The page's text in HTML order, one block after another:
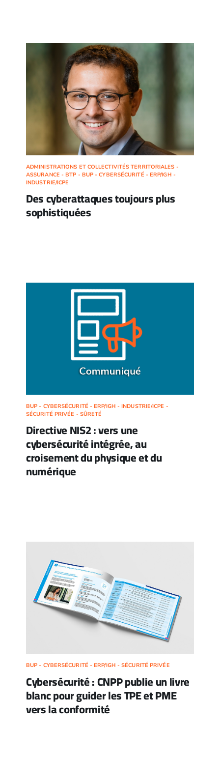
ADMINISTRATIONS ET COLLECTIVITÉS TERRITORIALES -
ASSURANCE - BTP - BUP - CYBERSÉCURITÉ - ERP/IGH -
INDUSTRIE/ICPE
Des cyberattaques toujours plus
sophistiquées
BUP - CYBERSÉCURITÉ - ERP/IGH - INDUSTRIE/ICPE -
SÉCURITÉ PRIVÉE - SÛRETÉ
Directive NIS2 : vers une
cybersécurité intégrée, au
croisement du physique et du
numérique
BUP - CYBERSÉCURITÉ - ERP/IGH - SÉCURITÉ PRIVÉE
Cybersécurité : CNPP publie un livre
blanc pour guider les TPE et PME
vers la conformité